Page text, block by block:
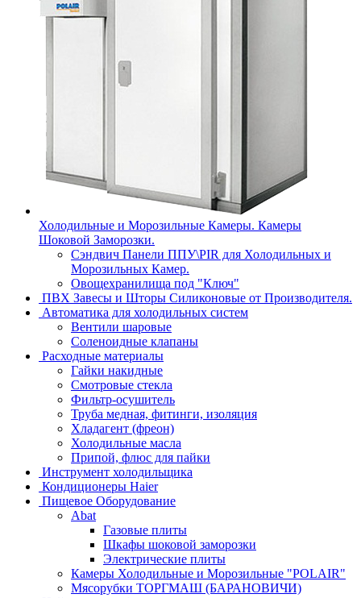
Холодильные и Морозильные Камеры. Камеры
Шоковой Заморозки.
Сэндвич Панели ППУ\PIR для Холодильных и
Морозильных Камер.
Овощехранилища под "Ключ"
ПВХ Завесы и Шторы Силиконовые от Производителя.
Автоматика для холодильных систем
Вентили шаровые
Соленоидные клапаны
Расходные материалы
Гайки накидные
Смотровые стекла
Фильтр-осушитель
Труба медная, фитинги, изоляция
Хладагент (фреон)
Холодильные масла
Припой, флюс для пайки
Инструмент холодильщика
Кондиционеры Haier
Пищевое Оборудование
Abat
Газовые плиты
Шкафы шоковой заморозки
Электрические плиты
Камеры Холодильные и Морозильные "POLAIR"
Мясорубки ТОРГМАШ (БАРАНОВИЧИ)